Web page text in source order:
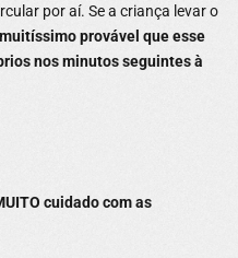
por aí. Se a criança levar o
provável que esse
nos minutos seguintes à
cuidado com as